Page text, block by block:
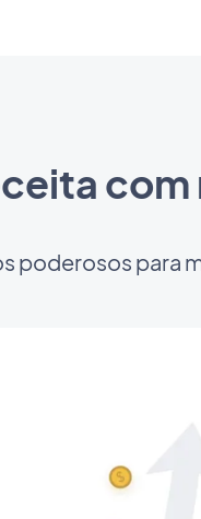
poderosos para